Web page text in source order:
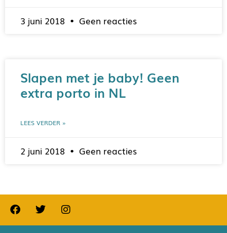
3 juni 2018 Geen reacties
Slapen met je baby! Geen
extra porto in NL
LEES VERDER »
2 juni 2018 Geen reacties